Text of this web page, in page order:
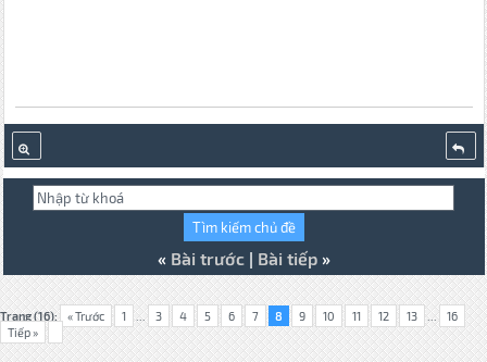
« Bài trước| Bài tiếp»
Trang (16): « Trước 1 ... 3 4 5 6 7 8 9 10 11 12 13 ... 16
Tiếp »